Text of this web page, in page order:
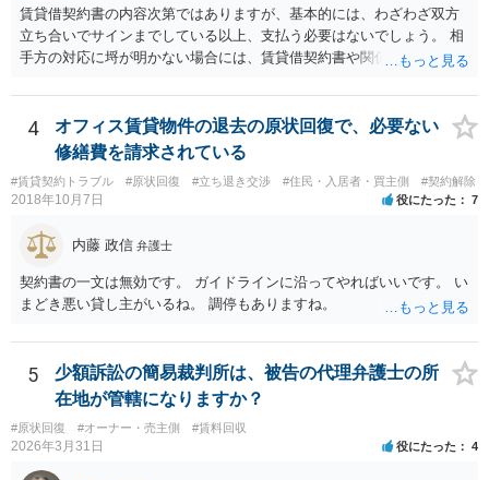
賃貸借契約書の内容次第ではありますが、基本的には、わざわざ双方
立ち合いでサインまでしている以上、支払う必要はないでしょう。 相
手方の対応に埒が明かない場合には、賃貸借契約書や関係資料を個別
す。
4
オフィス賃貸物件の退去の原状回復で、必要ない
修繕費を請求されている
#賃貸契約トラブル #原状回復 #立ち退き交渉 #住民・入居者・買主側 #契約解除
2018年10月7日 役にたった 7
内藤 政信 弁護士
契約書の一文は無効です。 ガイドラインに沿ってやればいいです。 い
まどき悪い貸し主がいるね。 調停もありますね。
5
少額訴訟の簡易裁判所は、被告の代理弁護士の所
在地が管轄になりますか？
#原状回復 #オーナー・売主側 #賃料回収
2026年3月31日 役にたった 4